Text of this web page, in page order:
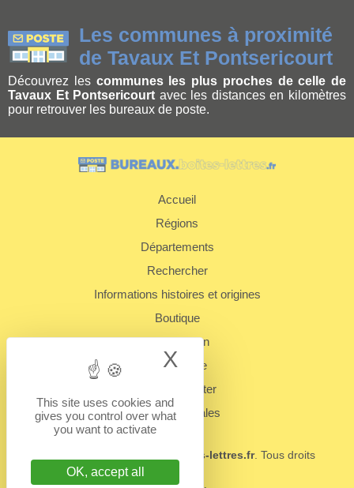
Les communes à proximité
de Tavaux Et Pontsericourt
Découvrez les communes les plus proches de celle de
Tavaux Et Pontsericourt avec les distances en kilomètres
pour retrouver les bureaux de poste.
Accueil
Régions
Départements
Rechercher
Informations histoires et origines
Boutique
Présentation
Plan du site
Nous contacter
Mentions légales
BUREAUX.boites-lettres.fr. Tous droits
This site uses cookies and
gives you control over what
you want to activate
OK, accept all
X Hide cookie